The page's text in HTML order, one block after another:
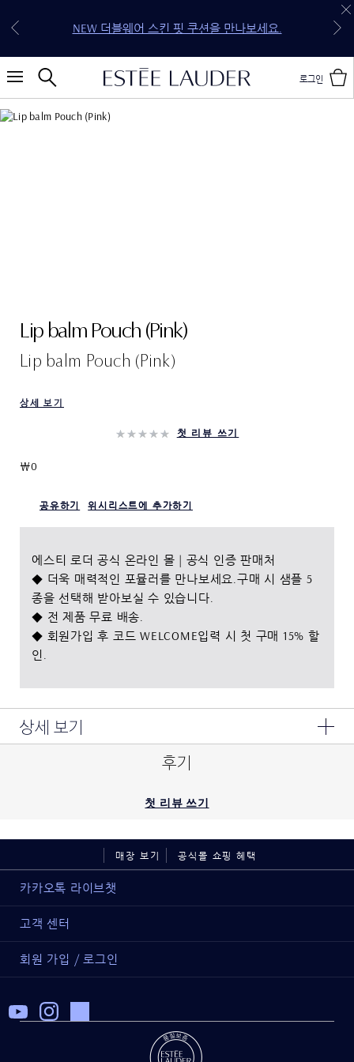
신규 회원 첫 구매 15% OFF (할인 코드: WELCOME*)
NEW 퓨어 컬러 젤리 글로우 오일을 만나보세요.
NEW 더블웨어 스킨 핏 쿠션을 만나보세요.
요.
10만원 이상 구매 시 3종 기프트 세트 증정
20만원 이상 구매 시 4종 기프트 세트 증정
상당 4종 기프트 세트 & 젬스톤 글로우 립스틱 케이
로그인
Lip balm Pouch (Pink)
Lip balm Pouch (Pink)
상세 보기
첫 리뷰 쓰기
₩0
공유하기 위시리스트에 추가하기
에스티 로더 공식 온라인 몰 | 공식 인증 판매처
◆ 더욱 매력적인 포뮬러를 만나보세요.구매 시 샘플 5
종을 선택해 받아보실 수 있습니다.
◆ 전 제품 무료 배송.
◆ 회원가입 후 코드 WELCOME입력 시 첫 구매 15% 할
인.
상세 보기
후기
첫 리뷰 쓰기
매장 보기 공식몰 쇼핑 혜택
카카오톡 라이브챗
고객 센터
회원 가입 / 로그인